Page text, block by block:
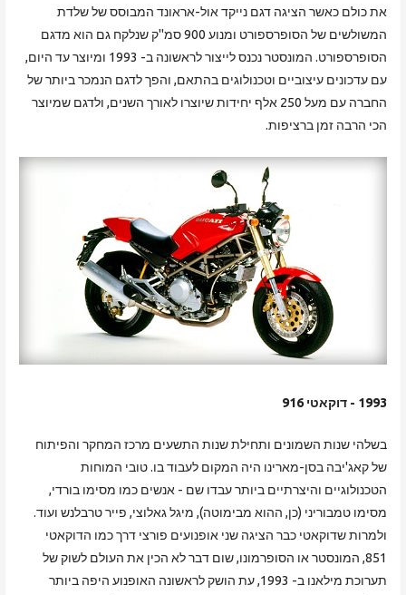
את כולם כאשר הציגה דגם נייקד אול-אראונד המבוסס של שלדת
המשולשים של הסופרספורט ומנוע 900 סמ"ק שנלקח גם הוא מדגם
הסופרספורט. המונסטר נכנס לייצור לראשונה ב- 1993 ומיוצר עד היום,
עם עדכונים עיצוביים וטכנולוגים בהתאם, והפך לדגם הנמכר ביותר של
החברה עם מעל 250 אלף יחידות שיוצרו לאורך השנים, ולדגם שמיוצר
הכי הרבה זמן ברציפות.
1993 - דוקאטי 916
בשלהי שנות השמונים ותחילת שנות התשעים מרכז המחקר והפיתוח
של קאג'יבה בסן-מארינו היה המקום לעבוד בו. טובי המוחות
הטכנולוגיים והיצרתיים ביותר עבדו שם - אנשים כמו מסימו בורדי,
מסימו טמבוריני (כן, ההוא מבימוטה), מיגל גאלוצי, פייר טרבלנש ועוד.
ולמרות שדוקאטי כבר הציגה שני אופנועים פורצי דרך כמו הדוקאטי
851, המונסטר או הסופרמונו, שום דבר לא הכין את העולם לשוק של
תערוכת מילאנו ב- 1993, עת הושק לראשונה האופנוע היפה ביותר